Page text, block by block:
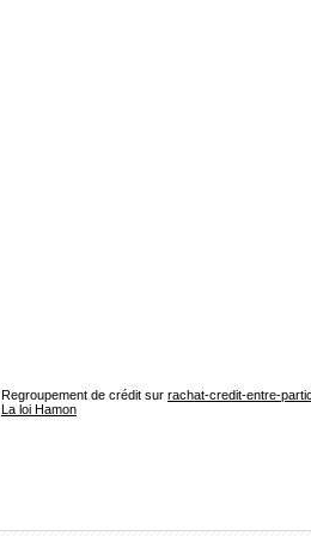
Regroupement de crédit sur rachat-credit-entre-
La loi Hamon